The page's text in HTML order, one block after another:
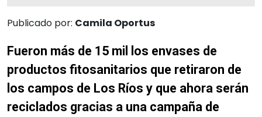
Publicado por: Camila Oportus
Fueron más de 15 mil los envases de
productos fitosanitarios que retiraron de
los campos de Los Ríos y que ahora serán
reciclados gracias a una campaña de